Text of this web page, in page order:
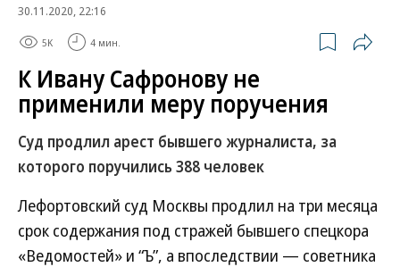
30.11.2020, 22:16
5K 4 мин.
К Ивану Сафронову не
применили меру поручения
Суд продлил арест бывшего журналиста, за
которого поручились 388 человек
Лефортовский суд Москвы продлил на три месяца
срок содержания под стражей бывшего спецкора
«Ведомостей» и “Ъ”, а впоследствии — советника